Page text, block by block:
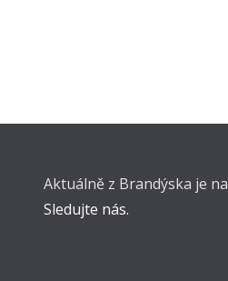
Aktuálně z Brandýska je na
Sledujte nás.